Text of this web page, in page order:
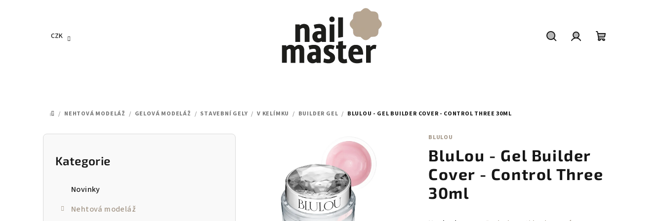
CZK
DOMŮ
/ NEHTOVÁ MODELÁŽ / GELOVÁ MODELÁŽ / STAVEBNÍ GELY / V KELÍMKU / BUILDER GEL / BLULOU - GEL BUILDER COVER - CONTROL THREE 30ML
P
Přeskočit
kategorie
Kategorie
Novinky
Nehtová modeláž
BLULOU
BluLou - Gel Builder
Cover - Control Three
30ml